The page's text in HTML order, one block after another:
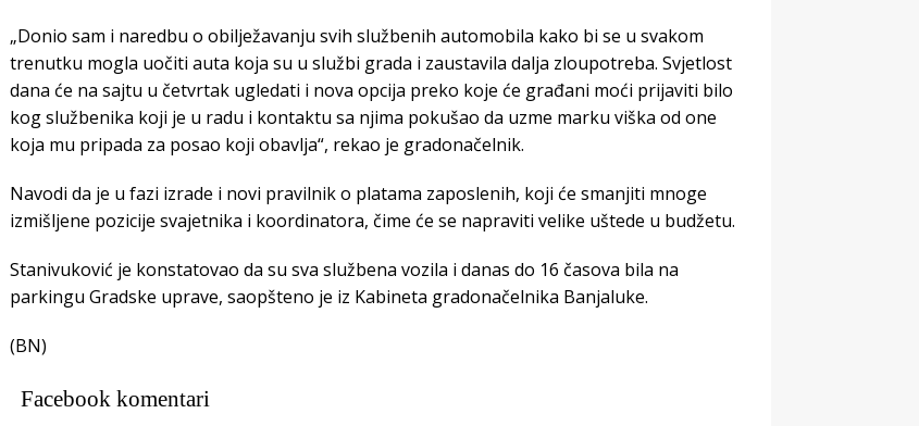
„Donio sam i naredbu o obilježavanju svih službenih automobila kako bi se u svakom
trenutku mogla uočiti auta koja su u službi grada i zaustavila dalja zloupotreba. Svjetlost
dana će na sajtu u četvrtak ugledati i nova opcija preko koje će građani moći prijaviti bilo
kog službenika koji je u radu i kontaktu sa njima pokušao da uzme marku viška od one
koja mu pripada za posao koji obavlja“, rekao je gradonačelnik.
Navodi da je u fazi izrade i novi pravilnik o platama zaposlenih, koji će smanjiti mnoge
izmišljene pozicije svajetnika i koordinatora, čime će se napraviti velike uštede u budžetu.
Stanivuković je konstatovao da su sva službena vozila i danas do 16 časova bila na
parkingu Gradske uprave, saopšteno je iz Kabineta gradonačelnika Banjaluke.
(BN)
Facebook komentari